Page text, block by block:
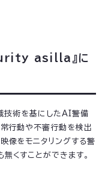
asilla』に
技術を基にしたAI警備
行動や不審行動を検出
像をモニタリングする警
くすことができます。